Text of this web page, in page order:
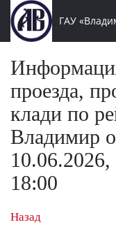
ГАУ
проезда,
клади по
Владимир
18:00
Назад